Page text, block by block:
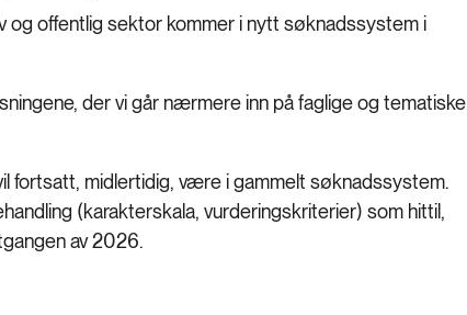
offentlig sektor kommer i nytt søknadssystem i
der vi går nærmere inn på faglige og tematiske
fortsatt, midlertidig, være i gammelt søknadssystem.
(karakterskala, vurderingskriterier) som hittil,
av 2026.